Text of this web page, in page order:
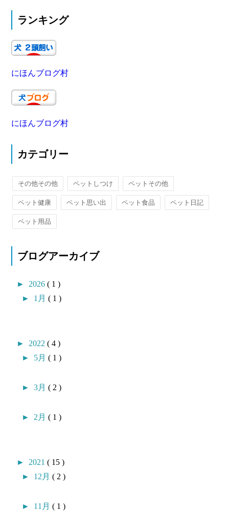
ランキング
にほんブログ村
にほんブログ村
カテゴリー
その他その他 ペットしつけ ペットその他
ペット健康 ペット思い出 ペット食品 ペット日記
ペット用品
ブログアーカイブ
► 2026( 1 )
► 1月( 1 )
► 2022( 4 )
► 5月( 1 )
►3月( 2 )
► 2月( 1 )
► 2021( 15 )
► 12月( 2 )
► 11月( 1 )